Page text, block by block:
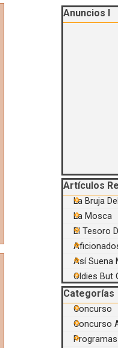
Saltar el
Anuncios I
Saltar el
Artículos
La Bruja
La Mosca
El Tesoro
Así Suena
Oldies But
Saltar el
Categorías
Concurso
Concurso
Programas